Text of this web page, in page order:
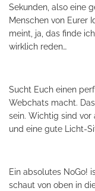
Sekunden, also eine
Menschen von Eurer
meint, ja, das finde
wirklich reden…
Sucht Euch einen
Webchats macht.
sein. Wichtig sind vor
und eine gute Licht-
Ein absolutes NoGo!
schaut von oben in